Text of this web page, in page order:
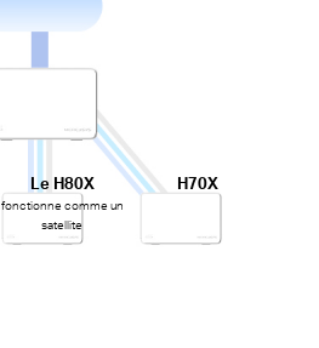
Le H80X
fonctionne comme un
satellite
H70X